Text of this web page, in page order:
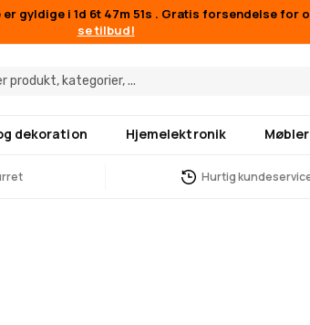
gyldige i 1d 6t 47m 50s. Gratis forsendelse for
se tilbud!
dekoration Hjemelektronik Møbler
Hurtig